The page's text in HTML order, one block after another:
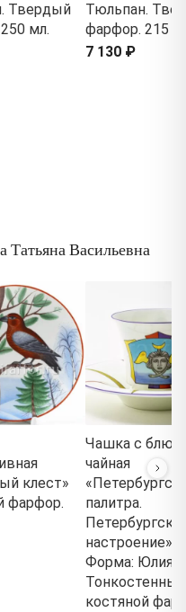
Твердый
мл.
Тюльпан.
фарфор. 215
7 130 ₽
Васильевна
клест»
фарфор.
Чашка с
чайная
палитра.
настроение»
Форма: Юлия.
Тонкостенный
костяной